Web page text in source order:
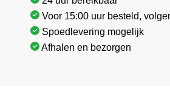
Voor 15:00 uur besteld,
Spoedlevering mogelijk
Afhalen en bezorgen